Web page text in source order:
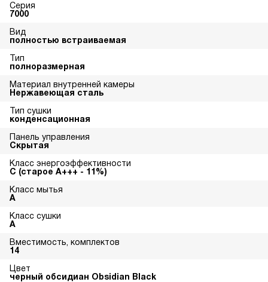
Серия
7000
Вид
полностью встраиваемая
Тип
полноразмерная
Материал внутренней камеры
Нержавеющая сталь
Тип сушки
конденсационная
Панель управления
Скрытая
Класс энергоэффективности
С (старое А+++ - 11%)
Класс мытья
A
Класс сушки
A
Вместимость, комплектов
14
Цвет
черный обсидиан Obsidian Black